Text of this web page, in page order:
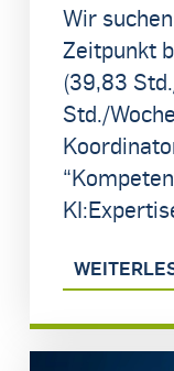
Wir
Zeitpunkt
(39,83
Std./